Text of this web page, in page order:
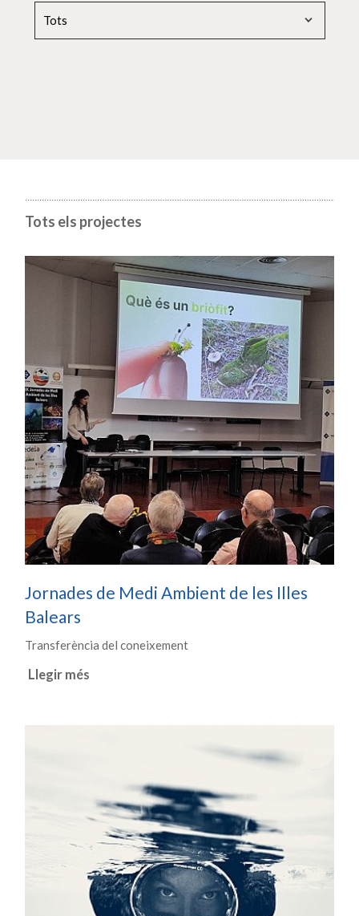
Tots
Tots els projectes
Jornades de Medi Ambient de les Illes
Balears
Transferència del coneixement
Llegir més